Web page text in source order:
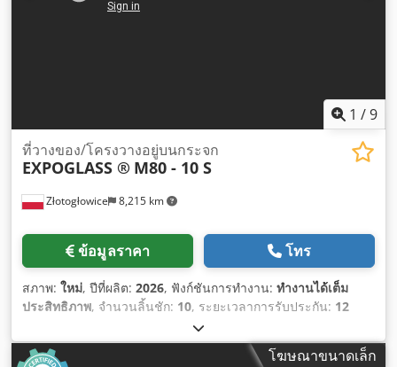
1 /9
Złotogłowice 8,215 km
ที่วางของ/โครงวางอยู่บนกระจก
EXPOGLASS ® M80 - 10 S
ข้อมูลราคา โทร
สภาพ: ใหม่, ปีที่ผลิต: 2026, ฟังก์ชันการทำงาน: ทำงานได้เต็ม
ประสิทธิภาพ, จำนวนลิ้นชัก: 10, ระยะเวลาการรับประกัน: 12
โฆษณาขนาดเล็ก